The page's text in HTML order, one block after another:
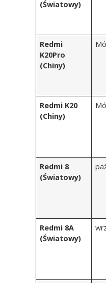
(Światowy)
Redmi
K20Pro
(Chiny)
Redmi K20
(Chiny)
Redmi 8
(Światowy)
Redmi 8A
(Światowy)